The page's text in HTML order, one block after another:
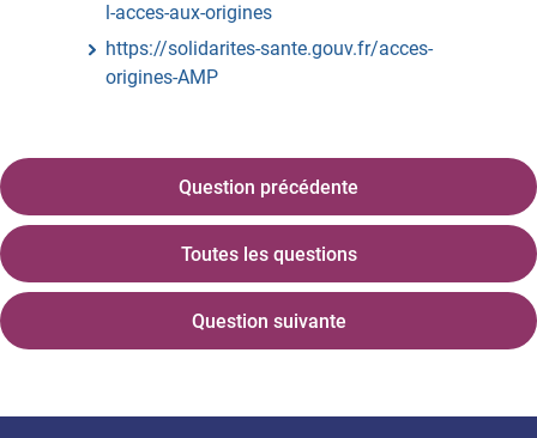
l-acces-aux-origines
https://solidarites-sante.gouv.fr/acces-
origines-AMP
Question précédente
Toutes les questions
Question suivante